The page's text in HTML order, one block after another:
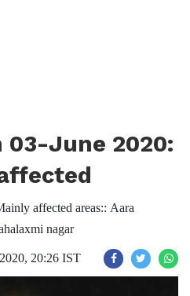
03-June 2020:
affected areas:: Aara
nagar
20:26 IST